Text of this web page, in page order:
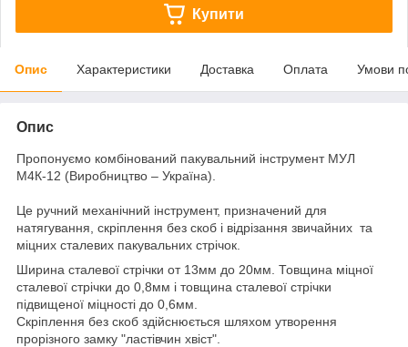
Купити
Опис Характеристики Доставка Оплата Умови
Опис
Пропонуємо комбінований пакувальний інструмент МУЛ
М4К-12 (Виробництво – Україна).
Це ручний механічний інструмент, призначений для
натягування, скріплення без скоб і відрізання звичайних та
міцних сталевих пакувальних стрічок.
Ширина сталевої стрічки от 13мм до 20мм. Товщина міцної
сталевої стрічки до 0,8мм і товщина сталевої стрічки
підвищеної міцності до 0,6мм.
Скріплення без скоб здійснюється шляхом утворення
прорізного замку "ластівчин хвіст".